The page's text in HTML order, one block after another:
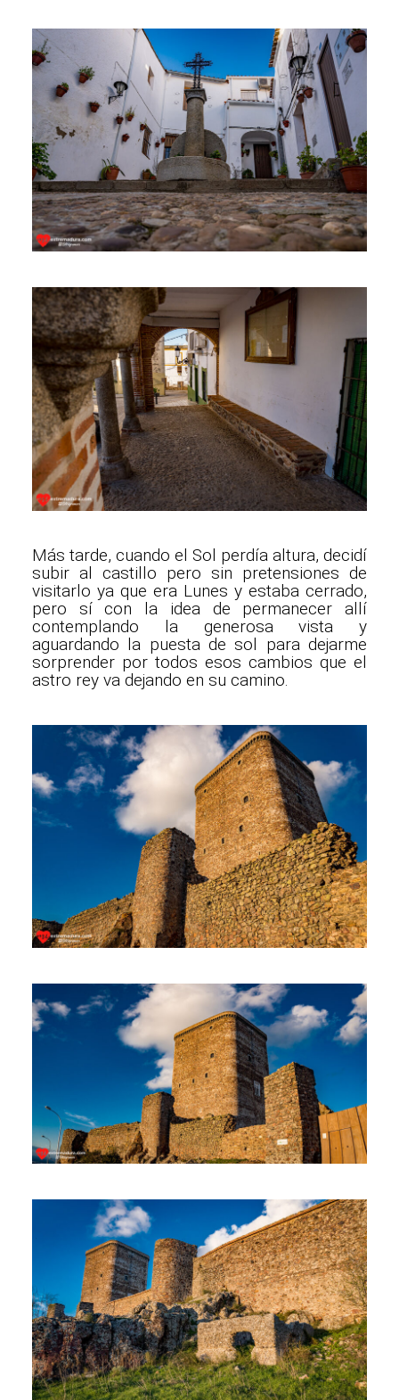
Más tarde, cuando el Sol perdía altura, decidí
subir al castillo pero sin pretensiones de
visitarlo ya que era Lunes y estaba cerrado,
pero sí con la idea de permanecer allí
contemplando la generosa vista y
aguardando la puesta de sol para dejarme
sorprender por todos esos cambios que el
astro rey va dejando en su camino.